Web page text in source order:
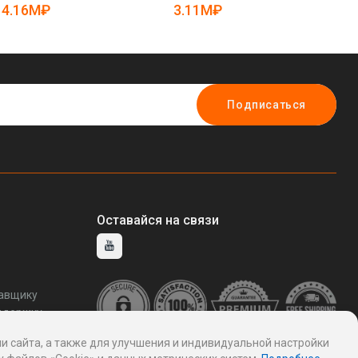
25-5082074)
4.16M₽ 3.11M₽
Подписаться
Оставайся на связи
а также для улучшения и индивидуальной настройки